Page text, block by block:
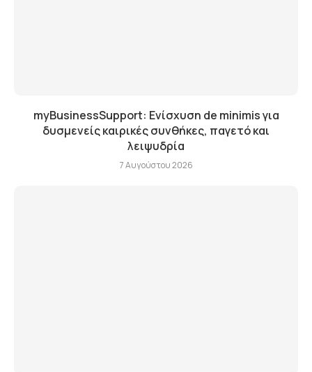
myBusinessSupport: Ενίσχυση de minimis για
δυσμενείς καιρικές συνθήκες, παγετό και
λειψυδρία
7 Αυγούστου 2026